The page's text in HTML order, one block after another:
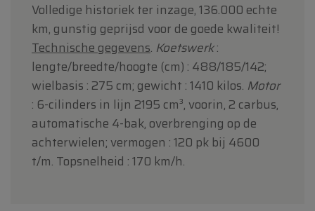
Volledige historiek ter inzage, 136.000 echte
km, gunstig geprijsd voor de goede kwaliteit!
Technische gegevens. Koetswerk:
lengte/breedte/hoogte (cm) : 488/185/142;
wielbasis : 275 cm; gewicht : 1410 kilos. Motor
: 6-cilinders in lijn 2195 cm³, voorin, 2 carbus,
automatische 4-bak, overbrenging op de
achterwielen; vermogen : 120 pk bij 4600
t/m. Topsnelheid : 170 km/h.